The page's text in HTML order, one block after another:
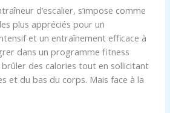
d’escalier, s’impose comme
plus appréciés pour un
et un entraînement efficace à
dans un programme fitness
des calories tout en sollicitant
et du bas du corps. Mais face à la